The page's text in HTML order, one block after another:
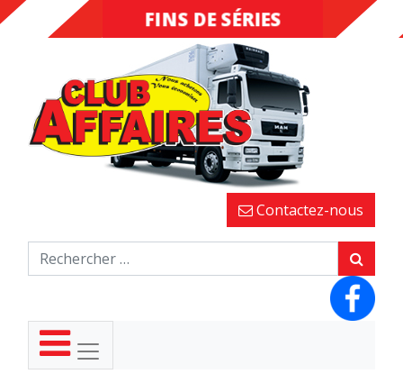
DESTOCKAGE
FINS DE SÉRIES
Contactez-nous